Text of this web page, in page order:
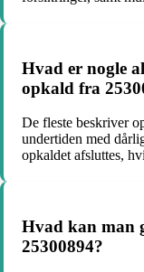
Hvad er nogle
opkald fra
De fleste beskriver
undertiden med
opkaldet afsluttes,
Hvad kan man
25300894?